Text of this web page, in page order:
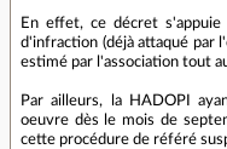
En effet, ce décret
d'infraction (déjà attaqué par
estimé par l'association tout
Par ailleurs, la HADOPI
oeuvre dès le mois de
cette procédure de référé